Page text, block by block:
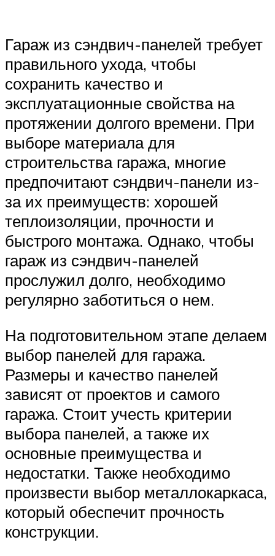
Гараж из сэндвич-панелей требует
правильного ухода, чтобы
сохранить качество и
эксплуатационные свойства на
протяжении долгого времени. При
выборе материала для
строительства гаража, многие
предпочитают сэндвич-панели из-
за их преимуществ: хорошей
теплоизоляции, прочности и
быстрого монтажа. Однако, чтобы
гараж из сэндвич-панелей
прослужил долго, необходимо
регулярно заботиться о нем.
На подготовительном этапе делаем
выбор панелей для гаража.
Размеры и качество панелей
зависят от проектов и самого
гаража. Стоит учесть критерии
выбора панелей, а также их
основные преимущества и
недостатки. Также необходимо
произвести выбор металлокаркаса,
который обеспечит прочность
конструкции.